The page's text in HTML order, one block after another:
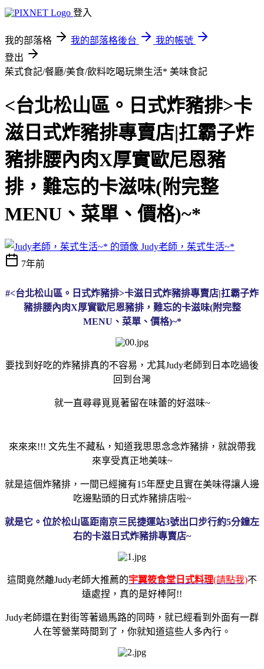
登入
我的部落格 我的部落格後台
我的帳號
登出
茱式食記/餐廳/美食/飲料吃喝玩樂生活* 美味食記
<台北松山區。日式炸豬排>卡
滋日式炸豬排專賣店|扛霸子炸
豬排腰內肉X厚實歐尼恩豬
排，難忘的卡滋味(附完整
MENU、菜單、價格)~*
Judy老師，茱式生活~*
7年前
#<台北松山區。日式炸豬排>卡滋日式炸豬排專賣店|扛霸子炸
豬排腰內肉X厚實歐尼恩豬排，難忘的卡滋味(附完整
MENU、菜單、價格)~*
要找到好吃的炸豬排真的不容易，尤其Judy老師到日本吃過後
回到台灣
就一直尋尋覓覓著留在味蕾的好滋味~
來來來!!! 文先生不藏私，知道我思思念念炸豬排，就說帶我
來享受真正地美味~
就是這個炸豬排，一間已經擁有15年歷史且實在美味得讓人邊
吃邊點頭的日式炸豬排店啦~
就是它。位於松山區距南京三民捷運站3號出口步行約5分鐘左
右的卡滋日式炸豬排專賣店~
這間竟然離Judy老師大推薦的宇翼筱食堂日式料理(請點我)不
遠處捏，真的是好棒阿!!
Judy老師還在對街等著過馬路的同時，就已經看到外面有一群
人在等營業時間到了，你就知道這些人多內行。